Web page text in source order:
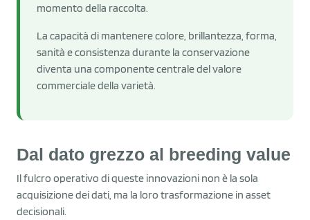
momento della raccolta.
La capacità di mantenere colore, brillantezza, forma,
sanità e consistenza durante la conservazione
diventa una componente centrale del valore
commerciale della varietà.
Dal dato grezzo al breeding value
Il fulcro operativo di queste innovazioni non è la sola
acquisizione dei dati, ma la loro trasformazione in asset
decisionali.